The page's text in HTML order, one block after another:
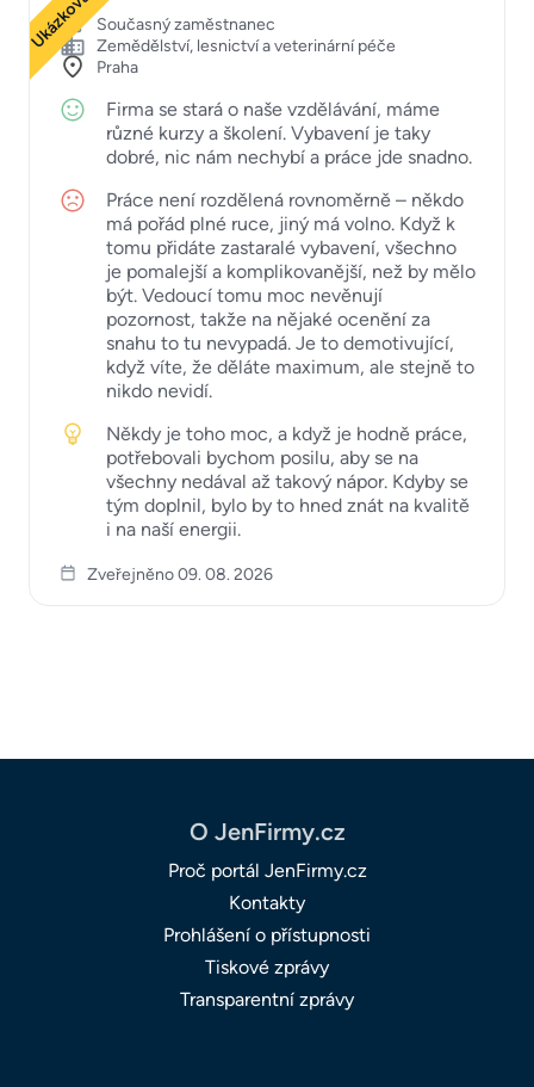
Současný zaměstnanec
Zemědělství, lesnictví a veterinární péče
Praha
Firma se stará o naše vzdělávání, máme
různé kurzy a školení. Vybavení je taky
dobré, nic nám nechybí a práce jde snadno.
Práce není rozdělená rovnoměrně – někdo
má pořád plné ruce, jiný má volno. Když k
tomu přidáte zastaralé vybavení, všechno
je pomalejší a komplikovanější, než by mělo
být. Vedoucí tomu moc nevěnují
pozornost, takže na nějaké ocenění za
snahu to tu nevypadá. Je to demotivující,
když víte, že děláte maximum, ale stejně to
nikdo nevidí.
Někdy je toho moc, a když je hodně práce,
potřebovali bychom posilu, aby se na
všechny nedával až takový nápor. Kdyby se
tým doplnil, bylo by to hned znát na kvalitě
i na naší energii.
Zveřejněno 09. 08. 2026
O JenFirmy.cz
Proč portál JenFirmy.cz
Kontakty
Prohlášení o přístupnosti
Tiskové zprávy
Transparentní zprávy